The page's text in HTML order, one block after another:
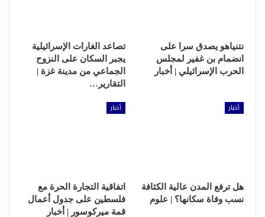
نتنياهو يصدق سرا على
انضمام بن غفير لمجلس
الحرب الإسرائيلي | أخبار
تصاعد الغارات الإسرائيلية
يجبر السكان على النزوح
الجماعي من مدينة غزة |
التقارير…
أخبار
هل ترفع المدن عالية الكثافة
نسب وفاة سكانها؟ | علوم
أخبار
اتفاقية التجارة الحرة مع
فلسطين على جدول أعمال
قمة ميركوسور | أخبار